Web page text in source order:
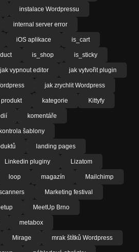
instalace Wordpressu
internal server error
iOS aplikace is_cart
is_shop is_sticky
jak vypnout editor jak vytvořit plugin
jak zrychlit Wordpress
kategorie Kittyfy
komentáře
kontrola šablony
landing pages
Linkedin pluginy Lizatom
loop magazín Mailchimp
Marketing festival
MeetUp Brno
metabox
Mirage mrak štítků Wordpress